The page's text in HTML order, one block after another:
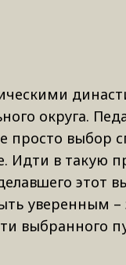
округа.
просто выбор
Идти в такую
уверенным –
выбранного